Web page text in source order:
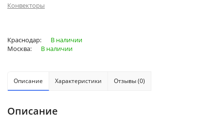
Конвекторы
Краснодар:
В наличии
Москва:
В наличии
Описание Характеристики Отзывы (0)
Описание